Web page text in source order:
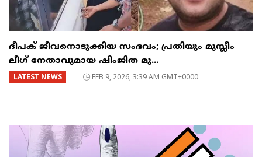
ദീപക് ജീവനൊടുക്കിയ സംഭവം; പ്രതിയും മുസ്ലീം
ലീഗ് നേതാവുമായ ഷിംജിത മു...
LATEST NEWS FEB 9, 2026, 3:39 AM GMT+0000